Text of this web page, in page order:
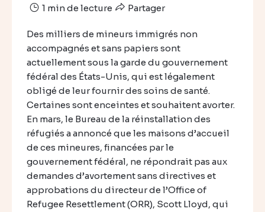
1 min de lecture Partager
Des milliers de mineurs immigrés non
accompagnés et sans papiers sont
actuellement sous la garde du gouvernement
fédéral des États-Unis, qui est légalement
obligé de leur fournir des soins de santé.
Certaines sont enceintes et souhaitent avorter.
En mars, le Bureau de la réinstallation des
réfugiés a annoncé que les maisons d’accueil
de ces mineures, financées par le
gouvernement fédéral, ne répondrait pas aux
demandes d’avortement sans directives et
approbations du directeur de l’Office of
Refugee Resettlement (ORR), Scott Lloyd, qui